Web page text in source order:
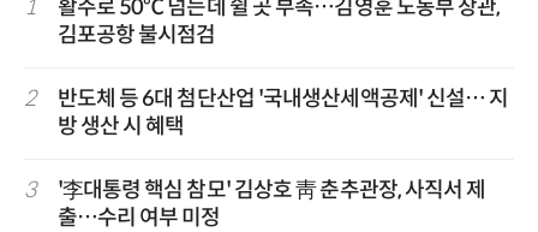
1
활주로 50℃ 넘는데 쉴 곳 부족…김영훈 노동부 장관,
김포공항 불시점검
2
반도체 등 6대 첨단산업 '국내생산세액공제' 신설… 지
방 생산 시 혜택
3
'李대통령 핵심 참모' 김상호 靑 춘추관장, 사직서 제
출…수리 여부 미정